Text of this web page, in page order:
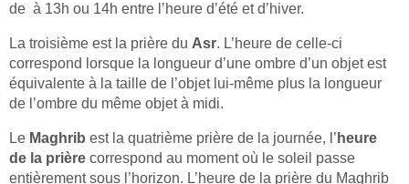
de à 13h ou 14h entre l’heure d’été et d’hiver.
La troisième est la prière du Asr. L’heure de celle-ci
correspond lorsque la longueur d’une ombre d’un objet est
équivalente à la taille de l’objet lui-même plus la longueur
de l’ombre du même objet à midi.
Le Maghrib est la quatrième prière de la journée, l’ heure
de la prière correspond au moment où le soleil passe
entièrement sous l’horizon. L’heure de la prière du Maghrib